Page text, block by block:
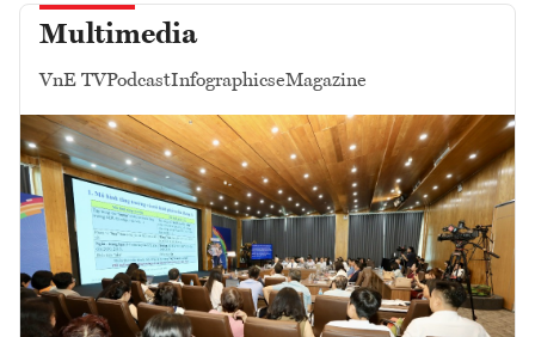
Multimedia
VnE TVPodcastInfographicseMagazine